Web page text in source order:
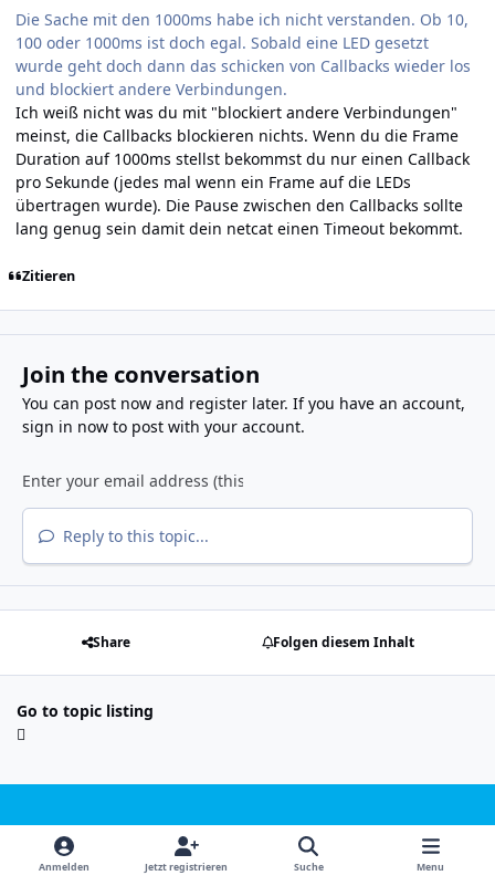
Die Sache mit den 1000ms habe ich nicht verstanden. Ob 10,
100 oder 1000ms ist doch egal. Sobald eine LED gesetzt
wurde geht doch dann das schicken von Callbacks wieder los
und blockiert andere Verbindungen.
Ich weiß nicht was du mit "blockiert andere Verbindungen"
meinst, die Callbacks blockieren nichts. Wenn du die Frame
Duration auf 1000ms stellst bekommst du nur einen Callback
pro Sekunde (jedes mal wenn ein Frame auf die LEDs
übertragen wurde). Die Pause zwischen den Callbacks sollte
lang genug sein damit dein netcat einen Timeout bekommt.
Zitieren
Join the conversation
You can post now and register later. If you have an account,
sign in nowto post with your account.
Reply to this topic...
Share Folgen diesem Inhalt
Go to topic listing
Light ModeDark ModeSystem Preference
a
y
o
Anmelden Jetzt registrieren Suche Menu